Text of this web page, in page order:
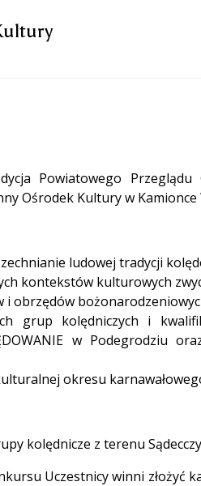
Powiatowego Przeglądu
Ośrodek Kultury w Kamionce
ludowej tradycji
kontekstów kulturowych
i obrzędów
grup kolędniczych i
w Podegrodziu
okresu
kolędnicze z terenu
Uczestnicy winni złożyć